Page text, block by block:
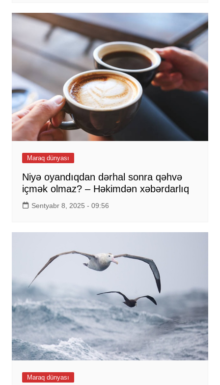
Maraq dünyası
Niyə oyandıqdan dərhal sonra qəhvə
içmək olmaz? – Həkimdən xəbərdarlıq
Sentyabr 8, 2025 - 09:56
Maraq dünyası